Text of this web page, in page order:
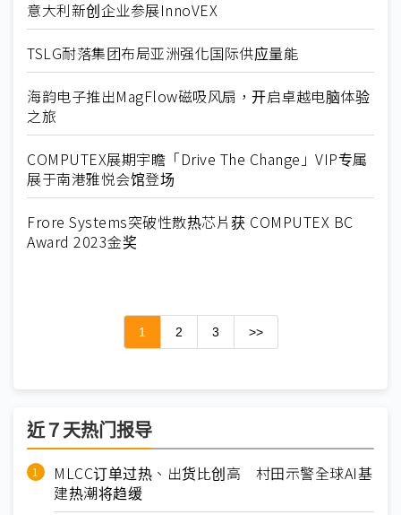
意大利新创企业参展InnoVEX
TSLG耐落集团布局亚洲强化国际供应量能
海韵电子推出MagFlow磁吸风扇，开启卓越电脑体验
之旅
COMPUTEX展期宇瞻「Drive The Change」VIP专属
展于南港雅悦会馆登场
Frore Systems突破性散热芯片获 COMPUTEX BC
Award 2023金奖
1 2 3 >>
近７天热门报导
MLCC订单过热、出货比创高 村田示警全球AI基
建热潮将趋缓